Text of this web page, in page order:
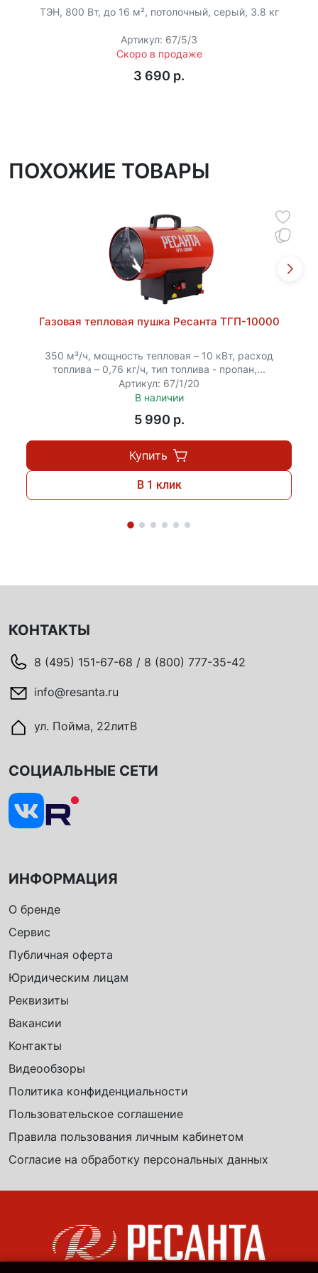
Встроенный биметаллический датчик контролирует
наличие открытого огня, предотвращая возможные
ТЭН, 800 Вт, до 16 м², потолочный, серый, 3.8 кг
Артикул: 67/5/3
Скоро в продаже
3 690 p.
ПОХОЖИЕ ТОВАРЫ
Газовая тепловая пушка Ресанта ТГП-10000
350 м³/ч, мощность тепловая – 10 кВт, расход
топлива – 0,76 кг/ч, тип топлива - пропан,...
Артикул: 67/1/20
В наличии
5 990 p.
Купить
В 1 клик
КОНТАКТЫ
8 (495) 151-67-68 / 8 (800) 777-35-42
info@resanta.ru
ул. Пойма, 22литВ
ИНФОРМАЦИЯ
О бренде
Сервис
Публичная оферта
Юридическим лицам
Реквизиты
Вакансии
Контакты
Видеообзоры
Политика конфиденциальности
Пользовательское соглашение
Правила пользования личным кабинетом
Согласие на обработку персональных данных
СОЦИАЛЬНЫЕ СЕТИ